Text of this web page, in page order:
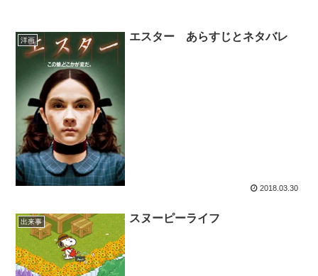
洋画 エスター あらすじとネタバレ
2018.03.30
出来事 スヌーピーライフ